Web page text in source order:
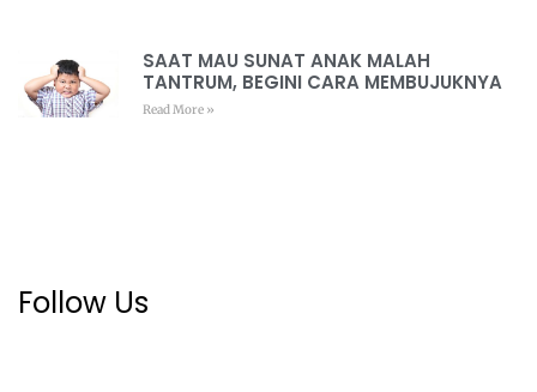
SAAT MAU SUNAT ANAK MALAH
TANTRUM, BEGINI CARA MEMBUJUKNYA
Read More »
Follow Us